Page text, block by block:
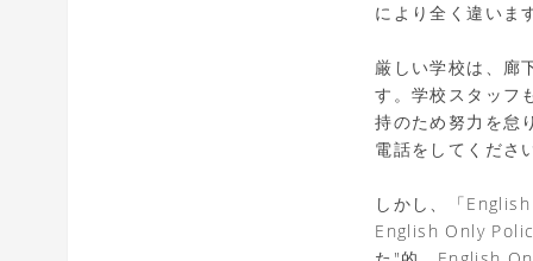
により全く違いま
厳しい学校は、廊
す。学校スタッフ
持のため努力を怠
電話をしてくださ
しかし、「
English Only